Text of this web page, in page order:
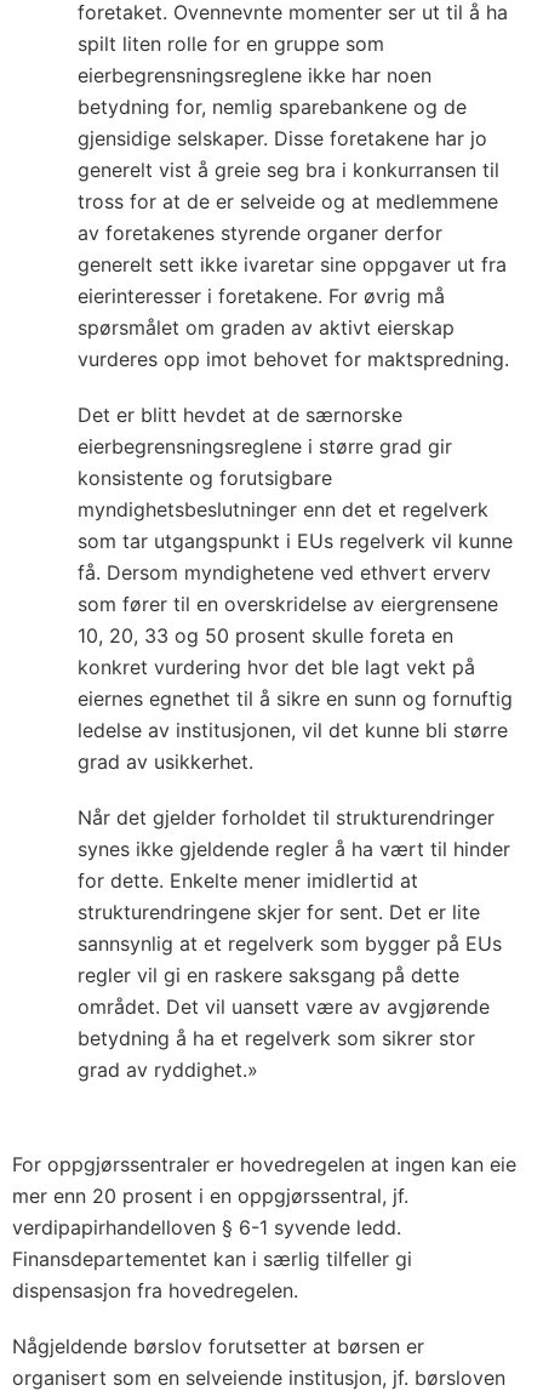
foretaket. Ovennevnte momenter ser ut til å ha
spilt liten rolle for en gruppe som
eierbegrensningsreglene ikke har noen
betydning for, nemlig sparebankene og de
gjensidige selskaper. Disse foretakene har jo
generelt vist å greie seg bra i konkurransen til
tross for at de er selveide og at medlemmene
av foretakenes styrende organer derfor
generelt sett ikke ivaretar sine oppgaver ut fra
eierinteresser i foretakene. For øvrig må
spørsmålet om graden av aktivt eierskap
vurderes opp imot behovet for maktspredning.
Det er blitt hevdet at de særnorske
eierbegrensningsreglene i større grad gir
konsistente og forutsigbare
myndighetsbeslutninger enn det et regelverk
som tar utgangspunkt i EUs regelverk vil kunne
få. Dersom myndighetene ved ethvert erverv
som fører til en overskridelse av eiergrensene
10, 20, 33 og 50 prosent skulle foreta en
konkret vurdering hvor det ble lagt vekt på
eiernes egnethet til å sikre en sunn og fornuftig
ledelse av institusjonen, vil det kunne bli større
grad av usikkerhet.
Når det gjelder forholdet til strukturendringer
synes ikke gjeldende regler å ha vært til hinder
for dette. Enkelte mener imidlertid at
strukturendringene skjer for sent. Det er lite
sannsynlig at et regelverk som bygger på EUs
regler vil gi en raskere saksgang på dette
området. Det vil uansett være av avgjørende
betydning å ha et regelverk som sikrer stor
grad av ryddighet.»
For oppgjørssentraler er hovedregelen at ingen kan eie
mer enn 20 prosent i en oppgjørssentral, jf.
verdipapirhandelloven § 6-1 syvende ledd.
Finansdepartementet kan i særlig tilfeller gi
dispensasjon fra hovedregelen.
Någjeldende børslov forutsetter at børsen er
organisert som en selveiende institusjon, jf. børsloven